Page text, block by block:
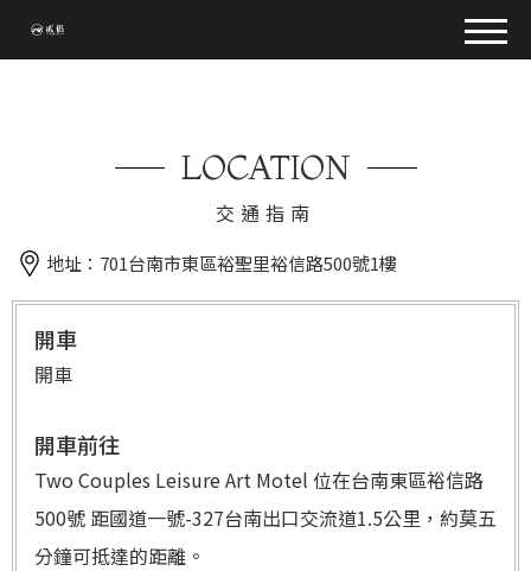
LOCATION
交通指南
地址：701台南市東區裕聖里裕信路500號1樓
開車
開車
開車前往
Two Couples Leisure Art Motel 位在台南東區裕信路
500號 距國道一號-327台南出口交流道1.5公里，約莫五
分鐘可抵達的距離。